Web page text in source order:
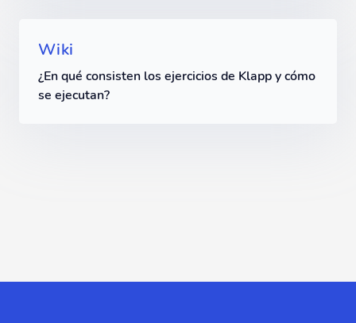
Wiki
¿En qué consisten los ejercicios de Klapp y cómo
se ejecutan?